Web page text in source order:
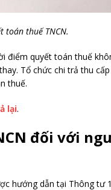
toán thuế TNCN.
điểm quyết toán thuế
Tổ chức chi trả thu cấp
thuế.
lại.
đối với
hướng dẫn tại Thông tư